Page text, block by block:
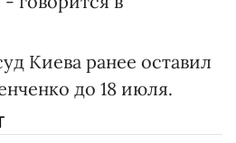
Киева ранее оставил
до 18 июля.